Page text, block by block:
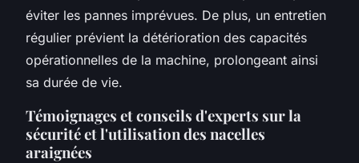
éviter les pannes imprévues. De plus, un entretien
régulier prévient la détérioration des capacités
opérationnelles de la machine, prolongeant ainsi
sa durée de vie.
Témoignages et conseils d'experts sur la
sécurité et l'utilisation des nacelles
araignées